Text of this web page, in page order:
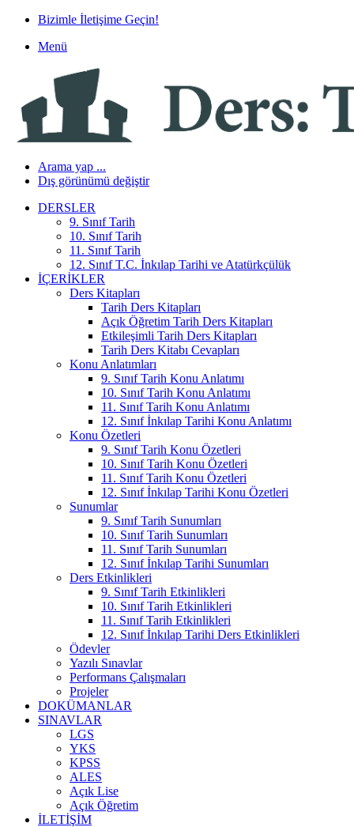
Bizimle İletişime Geçin!
Menü
Arama yap ...
Dış görünümü değiştir
DERSLER
9. Sınıf Tarih
10. Sınıf Tarih
11. Sınıf Tarih
12. Sınıf T.C. İnkılap Tarihi ve Atatürkçülük
İÇERIKLER
Ders Kitapları
Tarih Ders Kitapları
Açık Öğretim Tarih Ders Kitapları
Etkileşimli Tarih Ders Kitapları
Tarih Ders Kitabı Cevapları
Konu Anlatımları
9. Sınıf Tarih Konu Anlatımı
10. Sınıf Tarih Konu Anlatımı
11. Sınıf Tarih Konu Anlatımı
12. Sınıf İnkılap Tarihi Konu Anlatımı
Konu Özetleri
9. Sınıf Tarih Konu Özetleri
10. Sınıf Tarih Konu Özetleri
11. Sınıf Tarih Konu Özetleri
12. Sınıf İnkılap Tarihi Konu Özetleri
Sunumlar
9. Sınıf Tarih Sunumları
10. Sınıf Tarih Sunumları
11. Sınıf Tarih Sunumları
12. Sınıf İnkılap Tarihi Sunumları
Ders Etkinlikleri
9. Sınıf Tarih Etkinlikleri
10. Sınıf Tarih Etkinlikleri
11. Sınıf Tarih Etkinlikleri
12. Sınıf İnkılap Tarihi Ders Etkinlikleri
Ödevler
Yazılı Sınavlar
Performans Çalışmaları
Projeler
DOKÜMANLAR
SINAVLAR
LGS
YKS
KPSS
ALES
Açık Lise
Açık Öğretim
İLETIŞIM